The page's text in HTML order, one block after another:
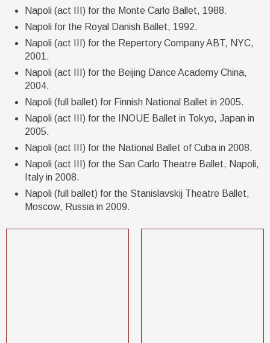
Napoli (act III) for the Monte Carlo Ballet, 1988.
Napoli for the Royal Danish Ballet, 1992.
Napoli (act III) for the Repertory Company ABT, NYC,
2001.
Napoli (act III) for the Beijing Dance Academy China,
2004.
Napoli (full ballet) for Finnish National Ballet in 2005.
Napoli (act III) for the INOUE Ballet in Tokyo, Japan in
2005.
Napoli (act III) for the National Ballet of Cuba in 2008.
Napoli (act III) for the San Carlo Theatre Ballet, Napoli,
Italy in 2008.
Napoli (full ballet) for the Stanislavskij Theatre Ballet,
Moscow, Russia in 2009.​